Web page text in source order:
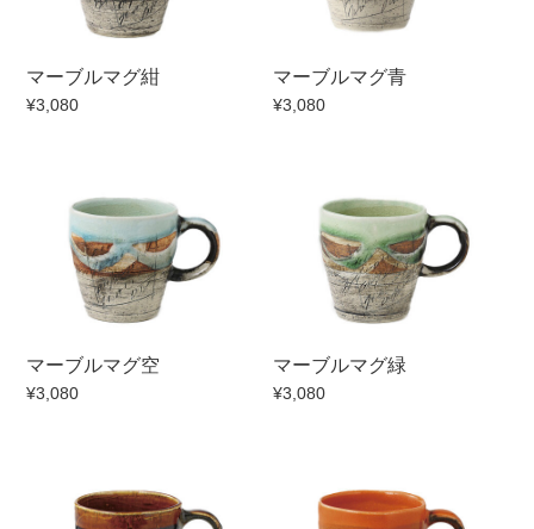
素材
機能性
柄
マーブルマグ紺
¥3,080
マーブルマグ青
¥3,080
マーブルマグ空
¥3,080
マーブルマグ緑
¥3,080